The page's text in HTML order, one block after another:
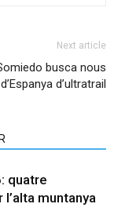
Next article
busca nous
d’ultratrail
quatre
muntanya